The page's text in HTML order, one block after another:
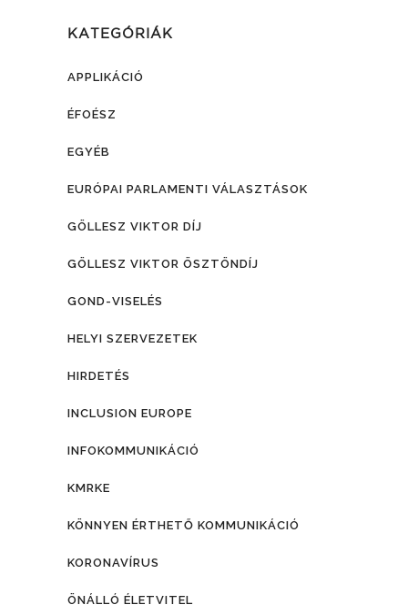
KATEGÓRIÁK
APPLIKÁCIÓ
ÉFOÉSZ
EGYÉB
EURÓPAI PARLAMENTI VÁLASZTÁSOK
GÖLLESZ VIKTOR DÍJ
GÖLLESZ VIKTOR ÖSZTÖNDÍJ
GOND-VISELÉS
HELYI SZERVEZETEK
HIRDETÉS
INCLUSION EUROPE
INFOKOMMUNIKÁCIÓ
KMRKE
KÖNNYEN ÉRTHETŐ KOMMUNIKÁCIÓ
KORONAVÍRUS
ÖNÁLLÓ ÉLETVITEL